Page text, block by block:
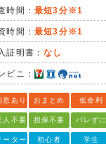
時間： 最短3分※1
時間： 最短3分※1
証明書：なし
ビニ：
息あり おまとめ 低金利
人不要 担保不要 バレずに
ーター 初心者 学生